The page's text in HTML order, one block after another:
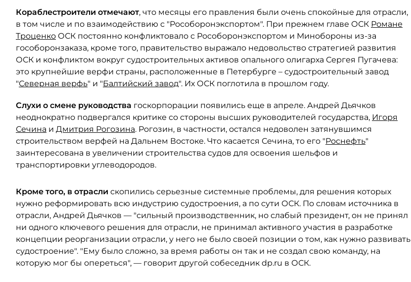
Кораблестроители отмечают, что месяцы его правления были очень спокойные для отрасли,
в том числе и по взаимодействию с "Рособоронэкспортом". При прежнем главе ОСК Романе
Троценко ОСК постоянно конфликтовало с Рособоронэкспортом и Минобороны из-за
гособоронзаказа, кроме того, правительство выражало недовольство стратегией развития
ОСК и конфликтом вокруг судостроительных активов опального олигарха Сергея Пугачева:
это крупнейшие верфи страны, расположенные в Петербурге – судостроительный завод
"Северная верфь" и "Балтийский завод". Их ОСК поглотила в прошлом году.
Слухи о смене руководства госкорпорации появились еще в апреле. Андрей Дьячков
неоднократно подвергался критике со стороны высших руководителей государства, Игоря
Сечина и Дмитрия Рогозина. Рогозин, в частности, остался недоволен затянувшимся
строительством верфей на Дальнем Востоке. Что касается Сечина, то его "Роснефть"
заинтересована в увеличении строительства судов для освоения шельфов и
транспортировки углеводородов.
Кроме того, в отрасли скопились серьезные системные проблемы, для решения которых
нужно реформировать всю индустрию судостроения, а по сути ОСК. По словам источника в
отрасли, Андрей Дьячков — "сильный производственник, но слабый президент, он не принял
ни одного ключевого решения для отрасли, не принимал активного участия в разработке
концепции реорганизации отрасли, у него не было своей позиции о том, как нужно развивать
судостроение". "Ему было сложно, за время работы он так и не создал свою команду, на
которую мог бы опереться", — говорит другой собеседник dp.ru в ОСК.